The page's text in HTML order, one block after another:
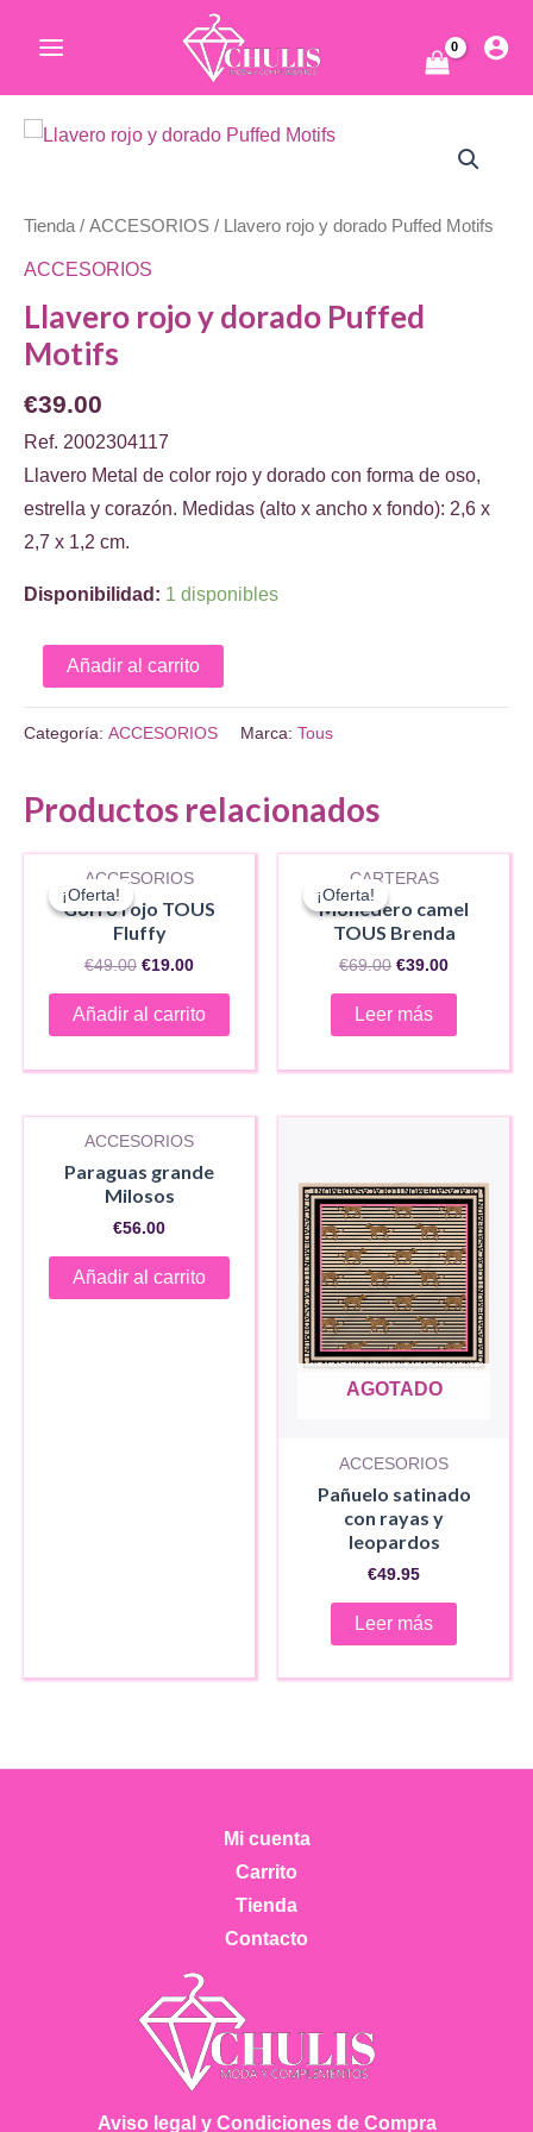
Menu
Tienda / ACCESORIOS / Llavero rojo y dorado Puffed Motifs
ACCESORIOS
Llavero rojo y dorado Puffed
Motifs
€39.00
Ref. 2002304117
Llavero Metal de color rojo y dorado con forma de oso,
estrella y corazón. Medidas (alto x ancho x fondo): 2,6 x
2,7 x 1,2 cm.
Disponibilidad: 1 disponibles
Llavero
rojo
y
Puffed
Motifs
cantidad
Añadir al carrito
Categoría: ACCESORIOS Marca: Tous
Productos relacionados
¡Oferta!
¡Oferta!
ACCESORIOS
Gorro rojo TOUS
Fluffy
€49.00 El
original
€19.00El
actual
Añadir al carrito
¡Oferta!
AGOTADO
¡Oferta!
CARTERAS
Monedero camel
TOUS Brenda
€69.00 El
original
€39.00El
Leer más
ACCESORIOS
Paraguas grande
Milosos
€56.00
Añadir al carrito
AGOTADO
ACCESORIOS
Pañuelo satinado
con rayas y
leopardos
€49.95
Leer más
Mi cuenta
Carrito
Tienda
Contacto
Aviso legal y Condiciones de Compra